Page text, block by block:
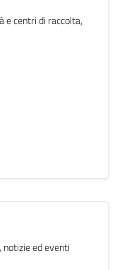
e centri di raccolta,
ed eventi